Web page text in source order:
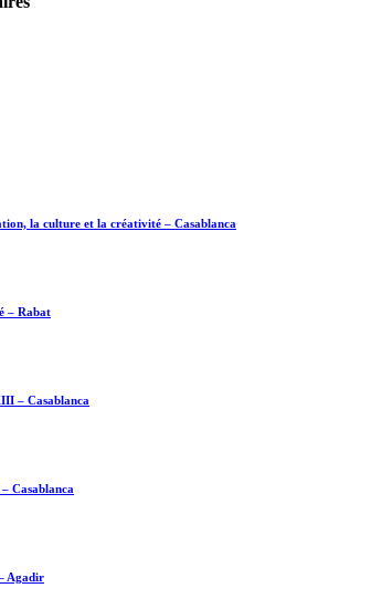
la culture et la créativité – Casablanca
– Rabat
– Casablanca
Casablanca
Agadir